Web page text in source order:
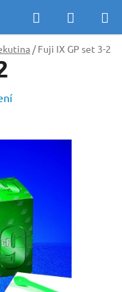
Hledat
KOŠÍK
/ Fuji IX GP set 3-2